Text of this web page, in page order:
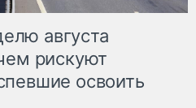
августа
рискуют
освоить